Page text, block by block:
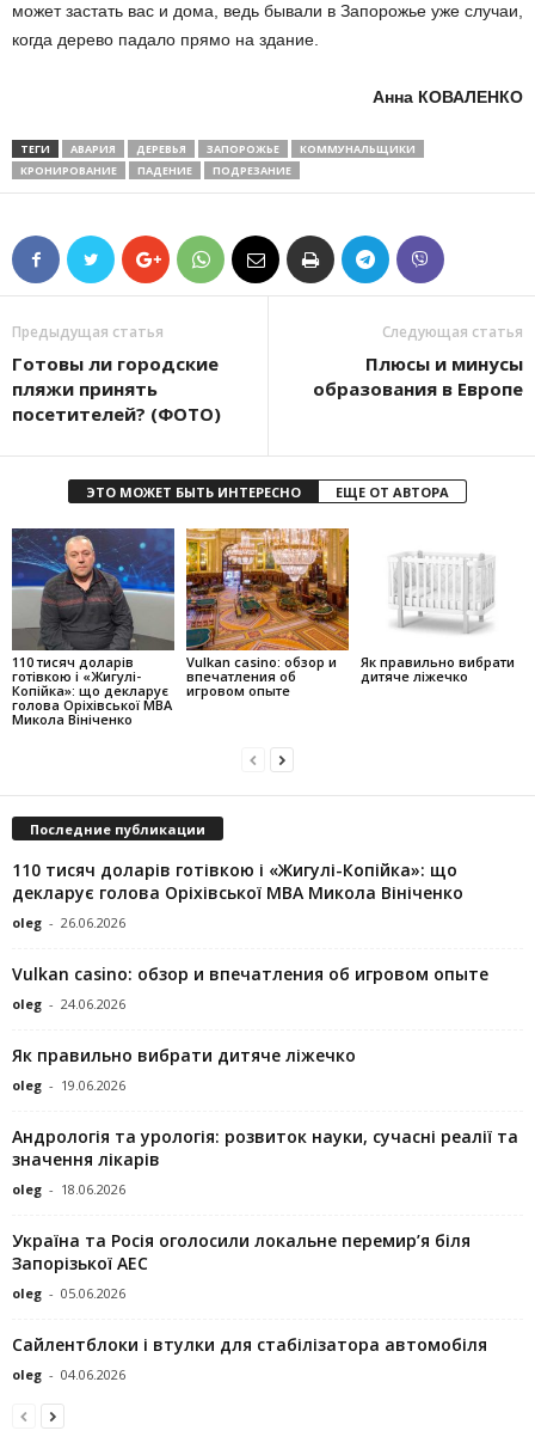
может застать вас и дома, ведь бывали в Запорожье уже случаи,
когда дерево падало прямо на здание.
Анна КОВАЛЕНКО
ТЕГИ АВАРИЯ ДЕРЕВЬЯ ЗАПОРОЖЬЕ
КОММУНАЛЬЩИКИ
КРОНИРОВАНИЕ
ПАДЕНИЕ ПОДРЕЗАНИЕ
Предыдущая статья
Готовы ли городские
пляжи принять
посетителей? (ФОТО)
Следующая статья
Плюсы и минусы
образования в Европе
ЭТО МОЖЕТ БЫТЬ ИНТЕРЕСНО ЕЩЕ ОТ АВТОРА
110 тисяч доларів
готівкою і «Жигулі-
Копійка»: що декларує
голова Оріхівської МВА
Микола Вініченко
Vulkan casino: обзор и
впечатления об
игровом опыте
Як правильно вибрати
дитяче ліжечко
Последние публикации
110 тисяч доларів готівкою і «Жигулі-Копійка»: що
декларує голова Оріхівської МВА Микола Вініченко
oleg - 26.06.2026
Vulkan casino: обзор и впечатления об игровом опыте
oleg - 24.06.2026
Як правильно вибрати дитяче ліжечко
oleg - 19.06.2026
Андрологія та урологія: розвиток науки, сучасні реалії та
значення лікарів
oleg - 18.06.2026
Україна та Росія оголосили локальне перемир’я біля
Запорізької АЕС
oleg - 05.06.2026
Сайлентблоки і втулки для стабілізатора автомобіля
oleg - 04.06.2026